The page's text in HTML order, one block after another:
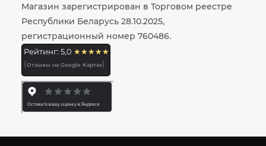
Магазин зарегистрирован в Торговом реестре
Республики Беларусь 28.10.2025,
регистрационный номер 760486.
Рейтинг: 5,0 ★★★★★
(Отзывы на Google Картах)